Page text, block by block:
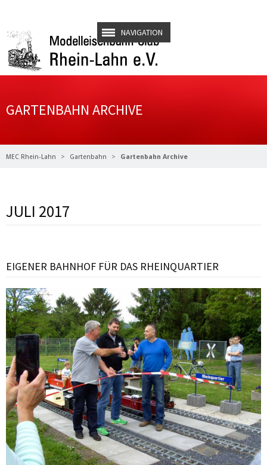
NAVIGATION
GARTENBAHN ARCHIVE
MEC Rhein-Lahn Gartenbahn Gartenbahn Archive
JULI 2017
EIGENER BAHNHOF FÜR DAS RHEINQUARTIER